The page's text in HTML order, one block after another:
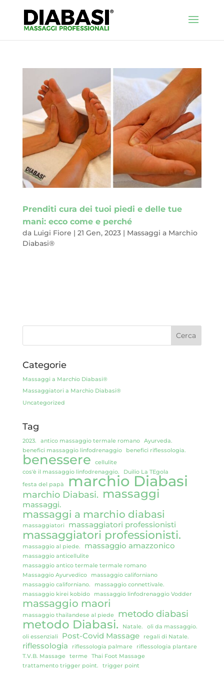
Prenditi cura dei tuoi piedi e delle tue
mani: ecco come e perché
da Luigi Fiore | 21 Gen, 2023| Massaggi a Marchio
Diabasi®
Categorie
Massaggi a Marchio Diabasi®
Massaggiatori a Marchio Diabasi®
Uncategorized
Tag
2023. antico massaggio termale romano
Ayurveda.
benefici massaggio linfodrenaggio
benefici riflessologia.
benessere
cellulite
cos'è il massaggio linfodrenaggio.
Duilio La TEgola
festa del papà
marchio Diabasi
marchio Diabasi. massaggi
massaggi.
massaggi a marchio diabasi
massaggiatori massaggiatori professionisti
massaggiatori professionisti.
massaggio al piede. massaggio amazzonico
massaggio anticellulite
massaggio antico termale termale romano
Massaggio Ayurvedico
massaggio californiano
massaggio californiano.
massaggio connettivale.
massaggio kirei kobido
massaggio linfodrenaggio Vodder
massaggio maori
massaggio thailandese al piede metodo diabasi
metodo Diabasi. Natale.
oli da massaggio.
oli essenziali
Post-Covid Massage regali di Natale.
riflessologia riflessologia palmare
riflessologia plantare
T.V.B. Massage
terme
Thai Foot Massage
trattamento trigger point.
trigger point